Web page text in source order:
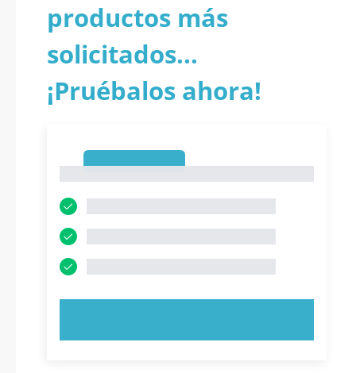
productos más
solicitados...
¡Pruébalos ahora!